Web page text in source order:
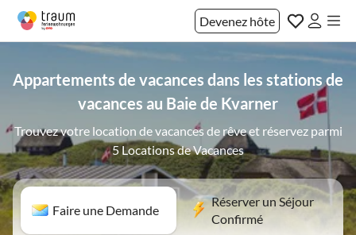
Devenez hôte
Appartements de vacances dans les stations de
vacances au Baie de Kvarner
Trouvez votre location de vacances de rêve et réservez parmi
5 Locations de Vacances
Faire une Demande
Réserver un Séjour
Confirmé